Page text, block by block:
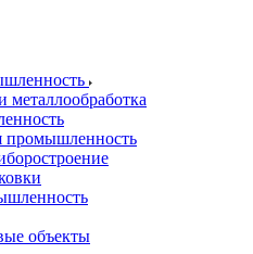
промышленность
объекты